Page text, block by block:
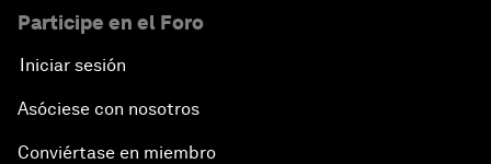
Participe en el Foro
Iniciar sesión
Asóciese con nosotros
Conviértase en miembro